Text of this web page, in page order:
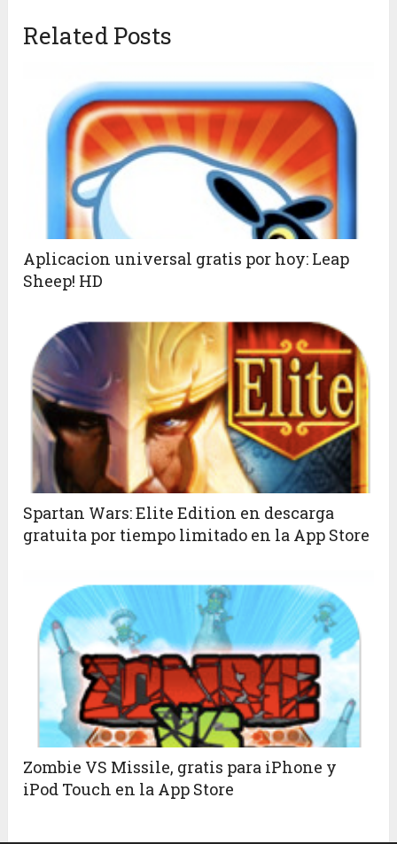
Related Posts
Aplicacion universal gratis por hoy: Leap
Sheep! HD
Spartan Wars: Elite Edition en descarga
gratuita por tiempo limitado en la App Store
Zombie VS Missile, gratis para iPhone y
iPod Touch en la App Store